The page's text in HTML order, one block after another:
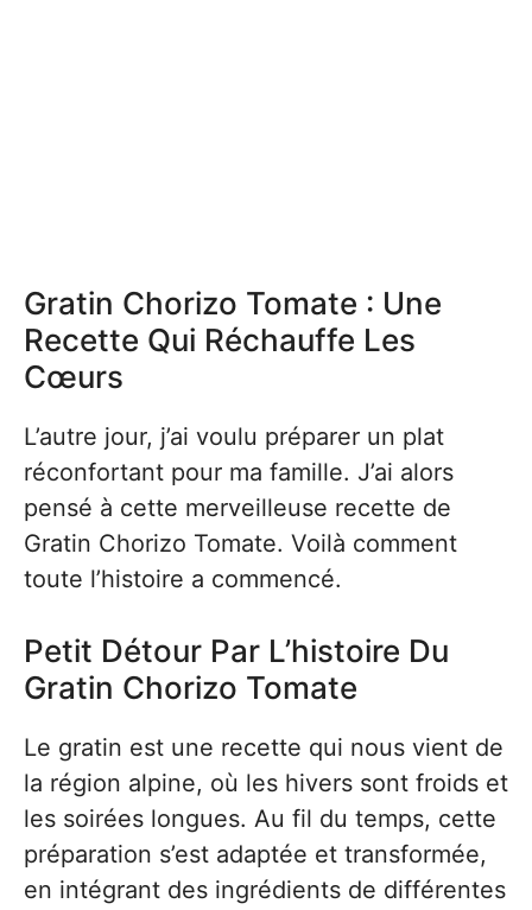
Gratin Chorizo Tomate : Une
Recette Qui Réchauffe Les
Cœurs
L’autre jour, j’ai voulu préparer un plat
réconfortant pour ma famille. J’ai alors
pensé à cette merveilleuse recette de
Gratin Chorizo Tomate. Voilà comment
toute l’histoire a commencé.
Petit Détour Par L’histoire Du
Gratin Chorizo Tomate
Le gratin est une recette qui nous vient de
la région alpine, où les hivers sont froids et
les soirées longues. Au fil du temps, cette
préparation s’est adaptée et transformée,
en intégrant des ingrédients de différentes